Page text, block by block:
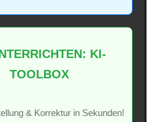
KI-
TOOLBOX
& Korrektur in Sekunden!